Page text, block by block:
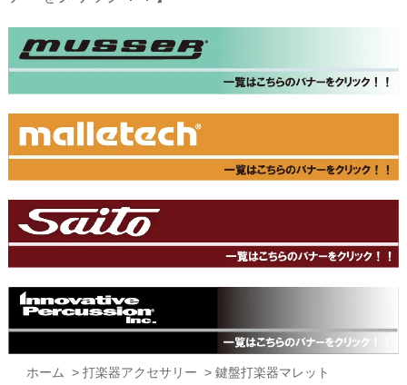
ホーム > 打楽器アクセサリー > 鍵盤打楽器マレット